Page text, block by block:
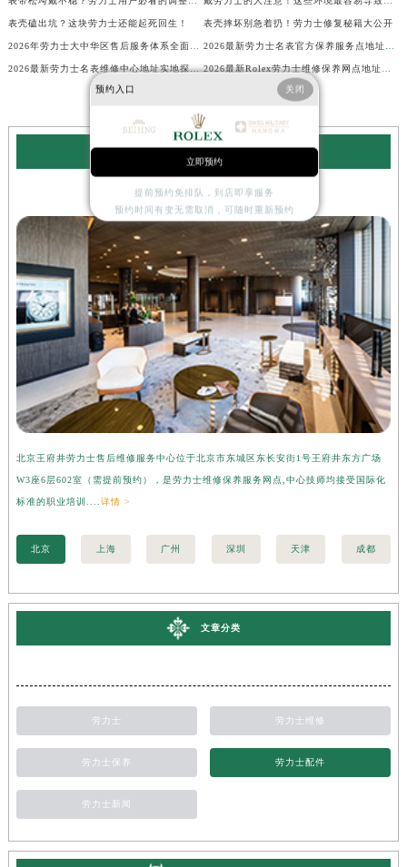
表壳磕出坑？这块劳力士还能起死回生！ 表壳摔坏别急着扔！劳力士修复秘籍大公开
2026年劳力士大中华区售后服务体系全面升级公告（最新电话及地址） 2026最新劳力士名表官方保养服务点地址实地探访报告
2026最新劳力士名表维修中心地址实地探访报告 2026最新Rolex劳力士维修保养网点地址考察报告
劳力士服务中心
北京劳力士售后维修服务中心
北京王府井劳力士售后维修服务中心位于北京市东城区东长安街1号王府井东方广场
W3座6层602室（需提前预约），是劳力士维修保养服务网点,中心技师均接受国际化
标准的职业培训.... 详情 >
北京 上海 广州 深圳 天津 成都
文章分类
劳力士 劳力士维修
劳力士保养 劳力士配件
劳力士新闻
预约入口 关闭
立即预约
提前预约免排队，到店即享服务
预约时间有变无需取消，可随时重新预约